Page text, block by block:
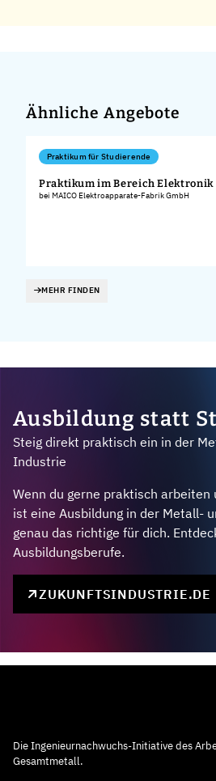
Ähnliche Angebote
Praktikum für Studierende
Praktikum im Bereich Elektronik
bei MAICO Elektroapparate-Fabrik GmbH
MEHR FINDEN
Ausbildung statt
Steig direkt praktisch ein in der
Industrie
Wenn du gerne praktisch arbeiten
ist eine Ausbildung in der Metall-
genau das richtige für dich.
Ausbildungsberufe.
ZUKUNFTSINDUSTRIE.DE
Die Ingenieurnachwuchs-Initiative des
Gesamtmetall.